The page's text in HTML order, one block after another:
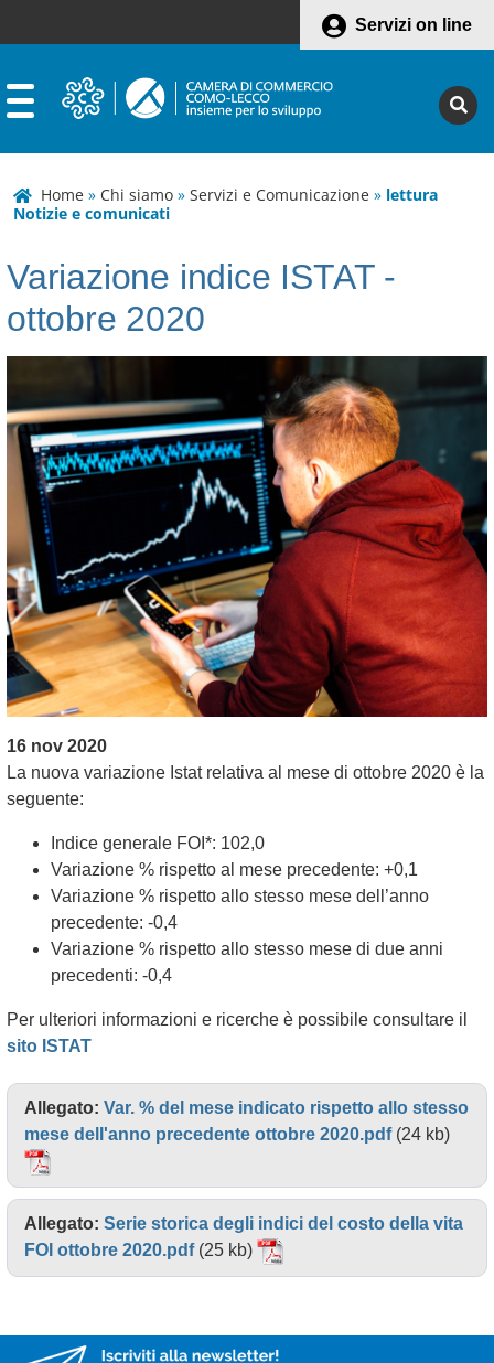
Servizi on line
Home » Chi siamo » Servizi e Comunicazione » lettura
Notizie e comunicati
Variazione indice ISTAT -
ottobre 2020
16 nov 2020
La nuova variazione Istat relativa al mese di ottobre 2020 è la
seguente:
Indice generale FOI*: 102,0
Variazione % rispetto al mese precedente: +0,1
Variazione % rispetto allo stesso mese dell’anno
precedente: -0,4
Variazione % rispetto allo stesso mese di due anni
precedenti: -0,4
Per ulteriori informazioni e ricerche è possibile consultare il
sito ISTAT
Allegato: Var. % del mese indicato rispetto allo stesso
mese dell'anno precedente ottobre 2020.pdf(24 kb)
Allegato: Serie storica degli indici del costo della vita
FOI ottobre 2020.pdf(25 kb)